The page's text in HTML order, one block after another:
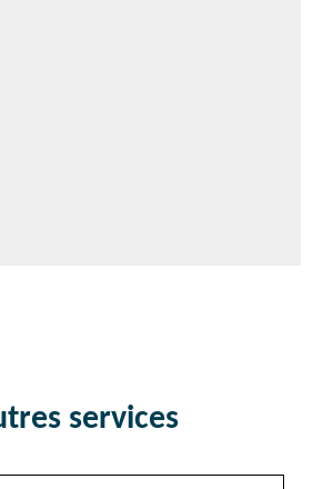
services